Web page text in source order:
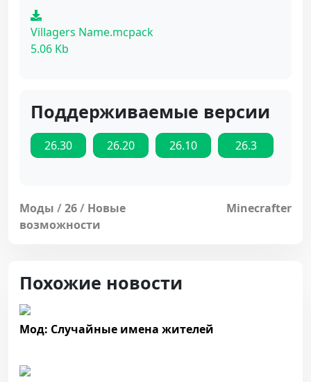
Villagers Name.mcpack
5.06 Kb
Поддерживаемые версии
26.30 26.20 26.10 26.3
Моды /26/ Новые
возможности
Minecrafter
Похожие новости
Мод: Случайные имена жителей